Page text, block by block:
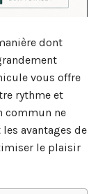
dont
vous offre
rythme et
commun ne
avantages de
le plaisir